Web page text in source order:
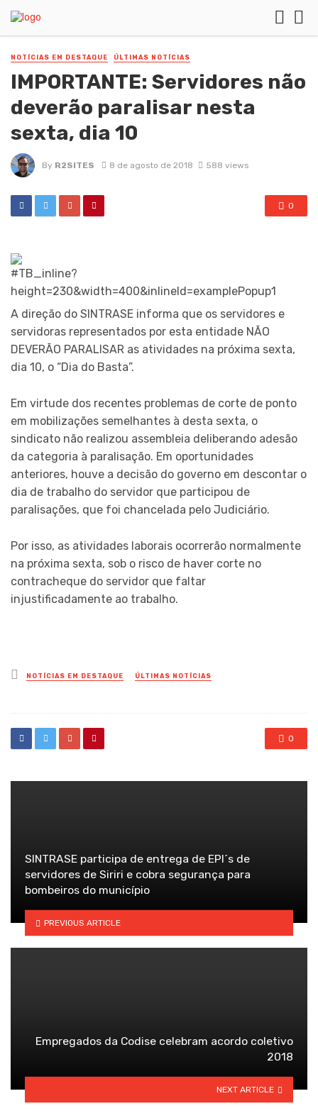
NOTÍCIAS EM DESTAQUE ÚLTIMAS NOTÍCIAS
IMPORTANTE: Servidores não
deverão paralisar nesta
sexta, dia 10
By R2SITES 8 de agosto de 2018 588 views
0
A direção do SINTRASE informa que os servidores e
servidoras representados por esta entidade NÃO
DEVERÃO PARALISAR as atividades na próxima sexta,
dia 10, o “Dia do Basta”.
Em virtude dos recentes problemas de corte de ponto
em mobilizações semelhantes à desta sexta, o
sindicato não realizou assembleia deliberando adesão
da categoria à paralisação. Em oportunidades
anteriores, houve a decisão do governo em descontar o
dia de trabalho do servidor que participou de
paralisações, que foi chancelada pelo Judiciário.
Por isso, as atividades laborais ocorrerão normalmente
na próxima sexta, sob o risco de haver corte no
contracheque do servidor que faltar
injustificadamente ao trabalho.
Posted
in
NOTÍCIAS EM DESTAQUE ÚLTIMAS NOTÍCIAS
0
SINTRASE participa de entrega de EPI´s de
servidores de Siriri e cobra segurança para
bombeiros do município
PREVIOUS ARTICLE
Empregados da Codise celebram acordo coletivo
2018
NEXT ARTICLE